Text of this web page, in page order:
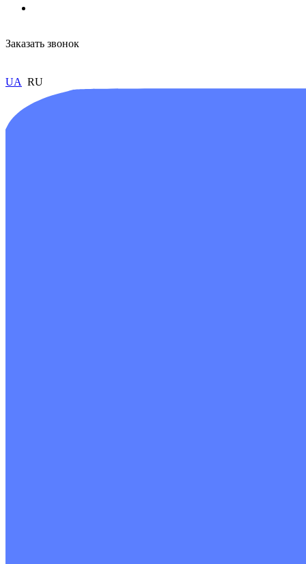
Заказать звонок
UA RU